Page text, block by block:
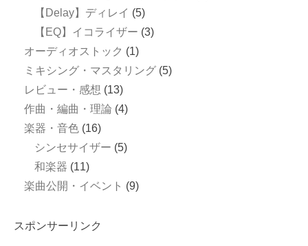
【Delay】ディレイ (5)
【EQ】イコライザー (3)
オーディオストック (1)
ミキシング・マスタリング (5)
レビュー・感想 (13)
作曲・編曲・理論 (4)
楽器・音色 (16)
シンセサイザー (5)
和楽器 (11)
楽曲公開・イベント (9)
スポンサーリンク